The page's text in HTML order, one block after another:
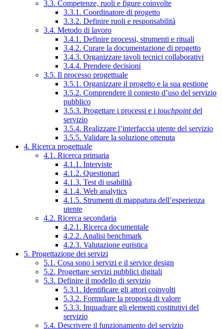
3.3. Competenze, ruoli e figure coinvolte
3.3.1. Coordinatore di progetto
3.3.2. Definire ruoli e responsabilità
3.4. Metodo di lavoro
3.4.1. Definire processi, strumenti e rituali
3.4.2. Curare la documentazione di progetto
3.4.3. Organizzare tavoli tecnici collaborativi
3.4.4. Prendere decisioni
3.5. Il processo progettuale
3.5.1. Organizzare il progetto e la sua gestione
3.5.2. Comprendere il contesto d’uso del servizio
pubblico
3.5.3. Progettare i processi e i touchpointdel
servizio
3.5.4. Realizzare l’interfaccia utente del servizio
3.5.5. Validare la soluzione ottenuta
4. Ricerca progettuale
4.1. Ricerca primaria
4.1.1. Interviste
4.1.2. Questionari
4.1.3. Test di usabilità
4.1.4. Web analytics
4.1.5. Strumenti di mappatura dell’esperienza
utente
4.2. Ricerca secondaria
4.2.1. Ricerca documentale
4.2.2. Analisi benchmark
4.2.3. Valutazione euristica
5. Progettazione dei servizi
5.1. Cosa sono i servizi e il service design
5.2. Progettare servizi pubblici digitali
5.3. Definire il modello di servizio
5.3.1. Identificare gli attori coinvolti
5.3.2. Formulare la proposta di valore
5.3.3. Inquadrare gli elementi costitutivi del
servizio
5.4. Descrivere il funzionamento del servizio